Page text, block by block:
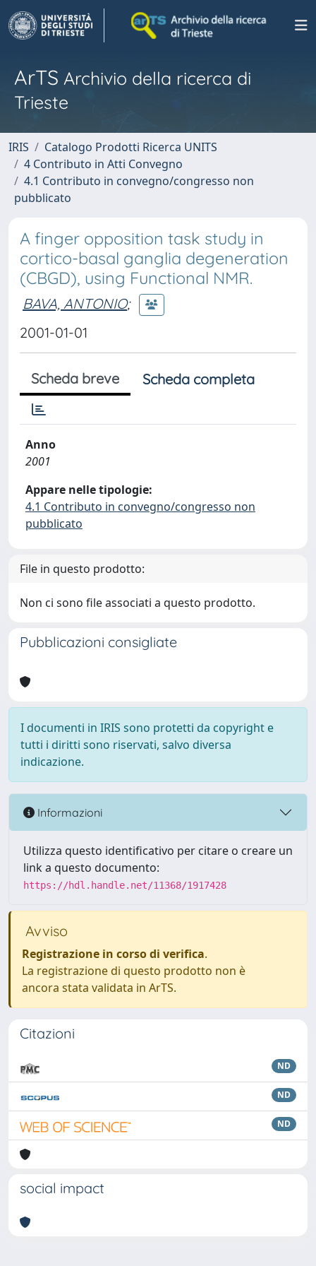
ArTS Archivio della ricerca di
Trieste
IRIS
Catalogo Prodotti Ricerca UNITS
4 Contributo in Atti Convegno
4.1 Contributo in convegno/congresso non
pubblicato
A finger opposition task study in
cortico-basal ganglia degeneration
(CBGD), using Functional NMR.
BAVA, ANTONIO;
2001-01-01
Scheda breve Scheda completa
Anno
2001
Appare nelle tipologie:
4.1 Contributo in convegno/congresso non
pubblicato
File in questo prodotto:
Non ci sono file associati a questo prodotto.
Pubblicazioni consigliate
I documenti in IRIS sono protetti da copyright e
tutti i diritti sono riservati, salvo diversa
indicazione.
Informazioni
Utilizza questo identificativo per citare o creare un
link a questo documento:
https://hdl.handle.net/11368/1917428
Avviso
Registrazione in corso di verifica.
La registrazione di questo prodotto non è
ancora stata validata in ArTS.
Citazioni
ND
ND
ND
social impact